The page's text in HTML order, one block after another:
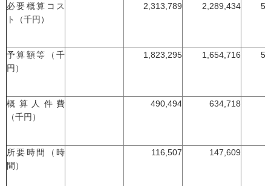
必要概算コス
ト（千円）
2,313,789 2,289,434
予算額等（千
円）
1,823,295 1,654,716
概算人件費
（千円）
490,494 634,718
所要時間（時
間）
116,507 147,609